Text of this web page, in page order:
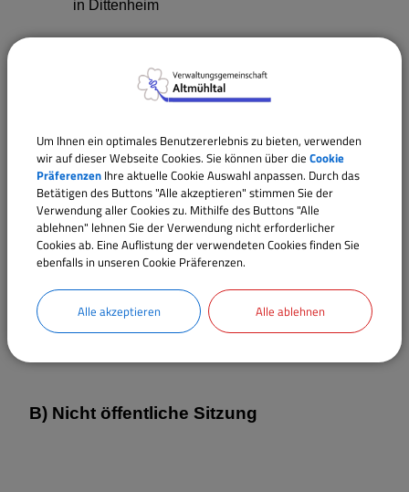
in Dittenheim
Angebot zur Nachmittagsbetreuung der
ab dem Schuljahr 2026/2027
04
Aufgabenverteilung an die
Gemeinderatsmitglieder
05 Bauanträge
06 Bekanntgaben/Sonstiges
B) Nicht öffentliche Sitzung
Um Ihnen ein optimales Benutzererlebnis zu bieten, verwenden
wir auf dieser Webseite Cookies. Sie können über die Cookie
Präferenzen Ihre aktuelle Cookie Auswahl anpassen. Durch das
Betätigen des Buttons "Alle akzeptieren" stimmen Sie der
Verwendung aller Cookies zu. Mithilfe des Buttons "Alle
ablehnen" lehnen Sie der Verwendung nicht erforderlicher
Cookies ab. Eine Auflistung der verwendeten Cookies finden Sie
ebenfalls in unseren Cookie Präferenzen.
Alle akzeptieren Alle ablehnen